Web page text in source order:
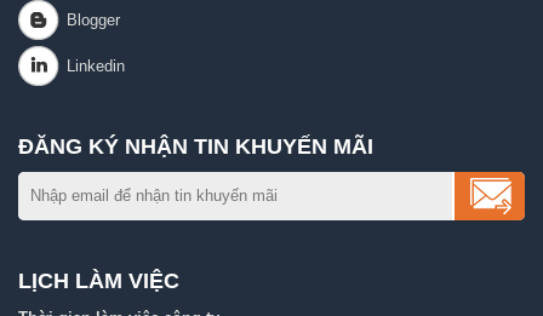
ĐĂNG KÝ NHẬN TIN KHUYẾN MÃI
LỊCH LÀM VIỆC